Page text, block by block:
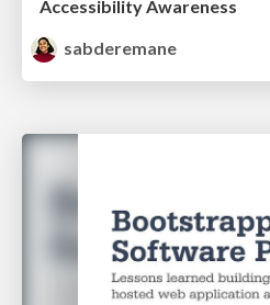
Accessibility Awareness
sabderemane